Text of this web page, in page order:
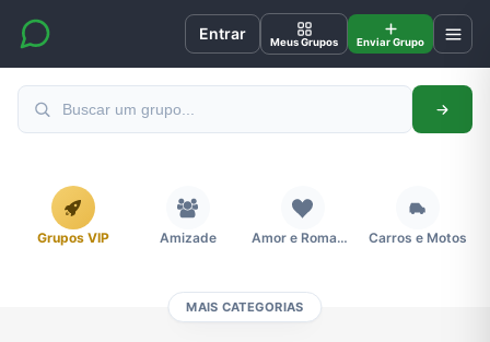
Entrar Meus Grupos Enviar Grupo
Grupos VIP Amizade Amor e Romance Carros e Motos
MAIS CATEGORIAS